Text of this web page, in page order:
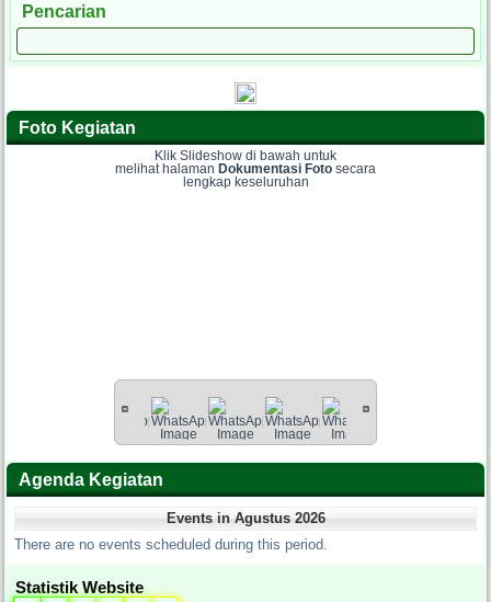
Pencarian
Foto Kegiatan
Klik Slideshow di bawah untuk
melihat halaman Dokumentasi Foto secara
lengkap keseluruhan
Agenda Kegiatan
Events in Agustus 2026
There are no events scheduled during this period.
Statistik Website